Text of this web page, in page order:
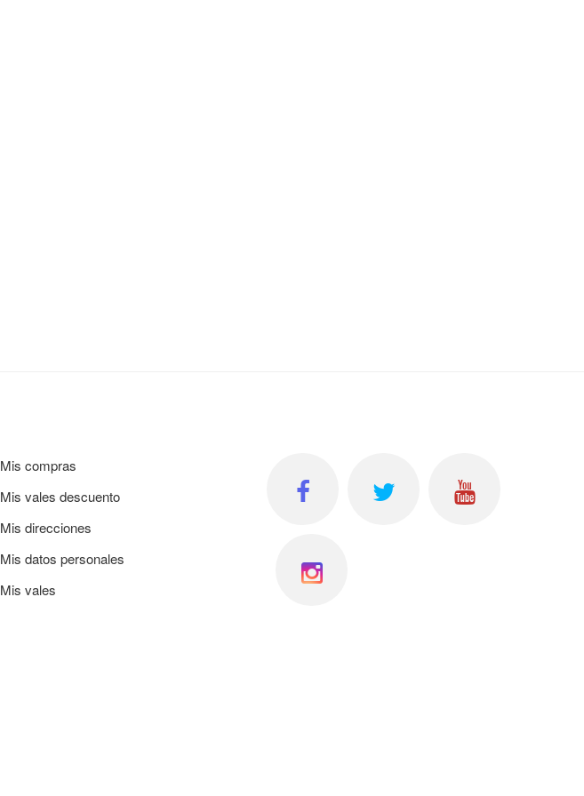
Mis compras
Mis vales descuento
Mis direcciones
Mis datos personales
Mis vales